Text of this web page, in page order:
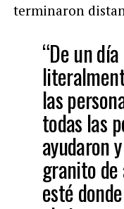
terminaron
“De un
las
todas las
ayudaron
granito
esté